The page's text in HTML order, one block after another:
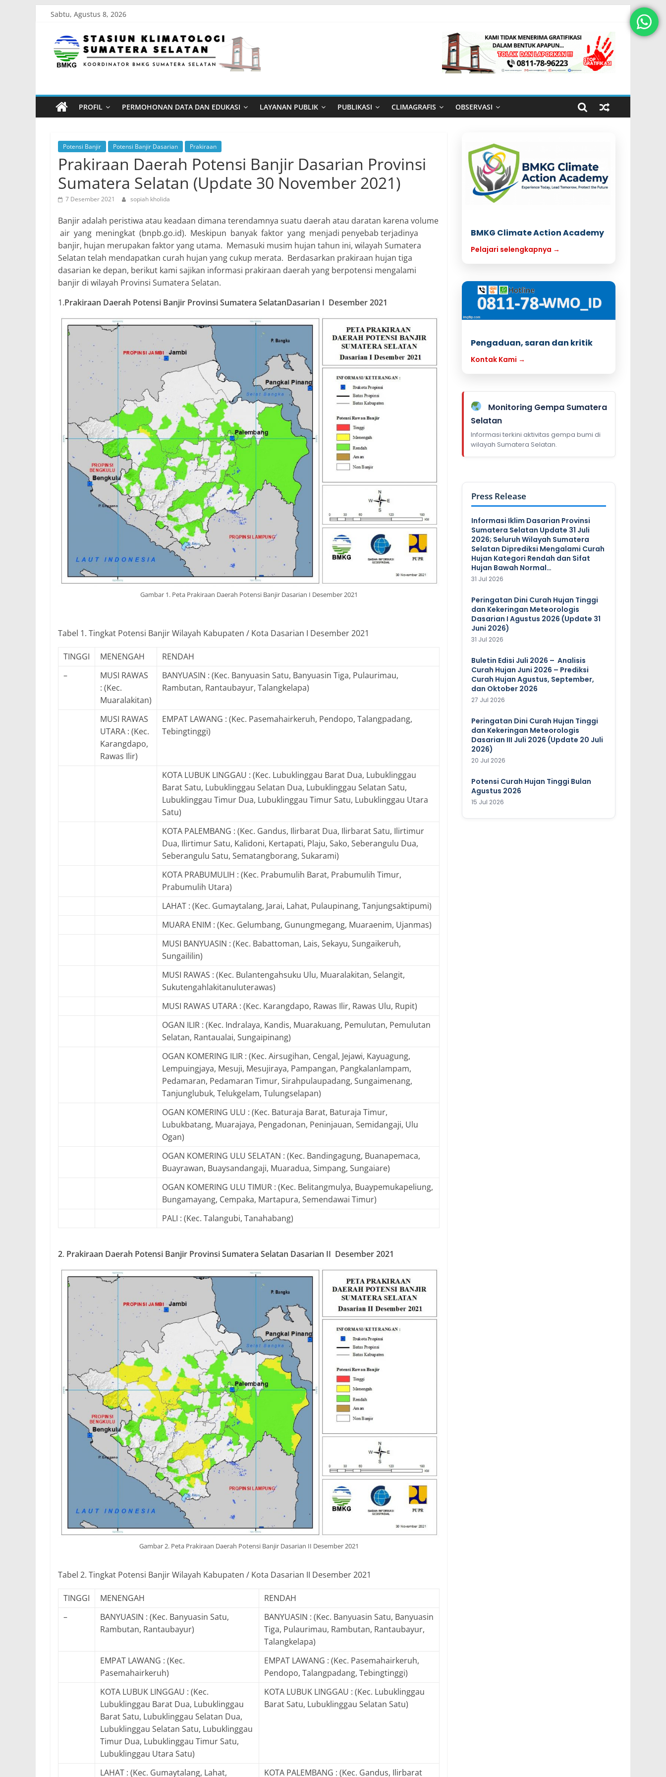
content
Sabtu, Agustus 8, 2026
Stasiun
Klimatologi
Sumatera
Selatan
Koordinator
BMKG
Sumatera
Selatan
PROFIL PERMOHONAN DATA DAN EDUKASI LAYANAN PUBLIK PUBLIKASI CLIMAGRAFIS OBSERVASI
Potensi Banjir Potensi Banjir Dasarian Prakiraan
Prakiraan Daerah Potensi Banjir Dasarian Provinsi
Sumatera Selatan (Update 30 November 2021)
7 Desember 2021 sopiah kholida
Banjir adalah peristiwa atau keadaan dimana terendamnya suatu daerah atau daratan karena volume
air yang meningkat (bnpb.go.id). Meskipun banyak faktor yang menjadi penyebab terjadinya
banjir, hujan merupakan faktor yang utama. Memasuki musim hujan tahun ini, wilayah Sumatera
Selatan telah mendapatkan curah hujan yang cukup merata. Berdasarkan prakiraan hujan tiga
dasarian ke depan, berikut kami sajikan informasi prakiraan daerah yang berpotensi mengalami
banjir di wilayah Provinsi Sumatera Selatan.
1.Prakiraan Daerah Potensi Banjir Provinsi Sumatera SelatanDasarian I Desember 2021
Gambar 1. Peta Prakiraan Daerah Potensi Banjir Dasarian I Desember 2021
Tabel 1. Tingkat Potensi Banjir Wilayah Kabupaten / Kota Dasarian I Desember 2021
TINGGI MENENGAH
RENDAH
–
MUSI RAWAS
: (Kec.
Muaralakitan)
BANYUASIN : (Kec. Banyuasin Satu, Banyuasin Tiga, Pulaurimau,
Rambutan, Rantaubayur, Talangkelapa)
MUSI RAWAS
UTARA : (Kec.
Karangdapo,
Rawas Ilir)
EMPAT LAWANG : (Kec. Pasemahairkeruh, Pendopo, Talangpadang,
Tebingtinggi)
KOTA LUBUK LINGGAU : (Kec. Lubuklinggau Barat Dua, Lubuklinggau
Barat Satu, Lubuklinggau Selatan Dua, Lubuklinggau Selatan Satu,
Lubuklinggau Timur Dua, Lubuklinggau Timur Satu, Lubuklinggau Utara
Satu)
KOTA PALEMBANG : (Kec. Gandus, Ilirbarat Dua, Ilirbarat Satu, Ilirtimur
Dua, Ilirtimur Satu, Kalidoni, Kertapati, Plaju, Sako, Seberangulu Dua,
Seberangulu Satu, Sematangborang, Sukarami)
KOTA PRABUMULIH : (Kec. Prabumulih Barat, Prabumulih Timur,
Prabumulih Utara)
LAHAT : (Kec. Gumaytalang, Jarai, Lahat, Pulaupinang, Tanjungsaktipumi)
MUARA ENIM : (Kec. Gelumbang, Gunungmegang, Muaraenim, Ujanmas)
MUSI BANYUASIN : (Kec. Babattoman, Lais, Sekayu, Sungaikeruh,
Sungaililin)
MUSI RAWAS : (Kec. Bulantengahsuku Ulu, Muaralakitan, Selangit,
Sukutengahlakitanuluterawas)
MUSI RAWAS UTARA : (Kec. Karangdapo, Rawas Ilir, Rawas Ulu, Rupit)
OGAN ILIR : (Kec. Indralaya, Kandis, Muarakuang, Pemulutan, Pemulutan
Selatan, Rantaualai, Sungaipinang)
OGAN KOMERING ILIR : (Kec. Airsugihan, Cengal, Jejawi, Kayuagung,
Lempuingjaya, Mesuji, Mesujiraya, Pampangan, Pangkalanlampam,
Pedamaran, Pedamaran Timur, Sirahpulaupadang, Sungaimenang,
Tanjunglubuk, Telukgelam, Tulungselapan)
OGAN KOMERING ULU : (Kec. Baturaja Barat, Baturaja Timur,
Lubukbatang, Muarajaya, Pengadonan, Peninjauan, Semidangaji, Ulu
Ogan)
OGAN KOMERING ULU SELATAN : (Kec. Bandingagung, Buanapemaca,
Buayrawan, Buaysandangaji, Muaradua, Simpang, Sungaiare)
OGAN KOMERING ULU TIMUR : (Kec. Belitangmulya, Buaypemukapeliung,
Bungamayang, Cempaka, Martapura, Semendawai Timur)
PALI : (Kec. Talangubi, Tanahabang)
2. Prakiraan Daerah Potensi Banjir Provinsi Sumatera Selatan Dasarian II Desember 2021
Gambar 2. Peta Prakiraan Daerah Potensi Banjir Dasarian II Desember 2021
Tabel 2. Tingkat Potensi Banjir Wilayah Kabupaten / Kota Dasarian II Desember 2021
TINGGI MENENGAH
RENDAH
–
BANYUASIN : (Kec. Banyuasin Satu,
Rambutan, Rantaubayur)
BANYUASIN : (Kec. Banyuasin Satu, Banyuasin
Tiga, Pulaurimau, Rambutan, Rantaubayur,
Talangkelapa)
EMPAT LAWANG : (Kec.
Pasemahairkeruh)
EMPAT LAWANG : (Kec. Pasemahairkeruh,
Pendopo, Talangpadang, Tebingtinggi)
KOTA LUBUK LINGGAU : (Kec.
Lubuklinggau Barat Dua, Lubuklinggau
Barat Satu, Lubuklinggau Selatan Dua,
Lubuklinggau Selatan Satu, Lubuklinggau
Timur Dua, Lubuklinggau Timur Satu,
Lubuklinggau Utara Satu)
KOTA LUBUK LINGGAU : (Kec. Lubuklinggau
Barat Satu, Lubuklinggau Selatan Satu)
LAHAT : (Kec. Gumaytalang, Lahat, KOTA PALEMBANG : (Kec. Gandus, Ilirbarat
BMKG Climate Action Academy
Pelajari selengkapnya →
Pengaduan, saran dan kritik
Kontak Kami →
Monitoring Gempa Sumatera
Selatan
Informasi terkini aktivitas gempa bumi di
wilayah Sumatera Selatan.
Press Release
Informasi Iklim Dasarian Provinsi
Sumatera Selatan Update 31 Juli
2026; Seluruh Wilayah Sumatera
Selatan Diprediksi Mengalami Curah
Hujan Kategori Rendah dan Sifat
Hujan Bawah Normal…
31 Jul 2026
Peringatan Dini Curah Hujan Tinggi
dan Kekeringan Meteorologis
Dasarian I Agustus 2026 (Update 31
Juni 2026)
31 Jul 2026
Buletin Edisi Juli 2026 – Analisis
Curah Hujan Juni 2026 – Prediksi
Curah Hujan Agustus, September,
dan Oktober 2026
27 Jul 2026
Peringatan Dini Curah Hujan Tinggi
dan Kekeringan Meteorologis
Dasarian III Juli 2026 (Update 20 Juli
2026)
20 Jul 2026
Potensi Curah Hujan Tinggi Bulan
Agustus 2026
15 Jul 2026